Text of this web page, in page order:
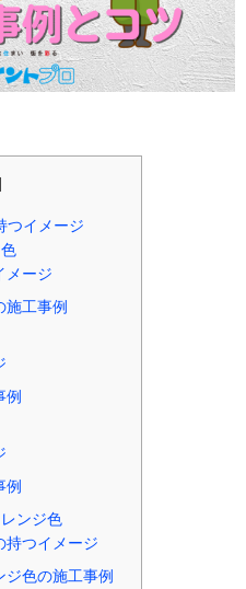
つイメージ
メージ
施工事例
例
例
ンジ色
持つイメージ
色の施工事例